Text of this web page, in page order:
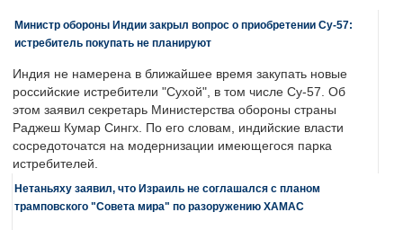
Министр обороны Индии закрыл вопрос о приобретении Су-57:
истребитель покупать не планируют
Индия не намерена в ближайшее время закупать новые
российские истребители "Сухой", в том числе Су-57. Об
этом заявил секретарь Министерства обороны страны
Раджеш Кумар Сингх. По его словам, индийские власти
сосредоточатся на модернизации имеющегося парка
истребителей.
Нетаньяху заявил, что Израиль не соглашался с планом
трамповского "Совета мира" по разоружению ХАМАС